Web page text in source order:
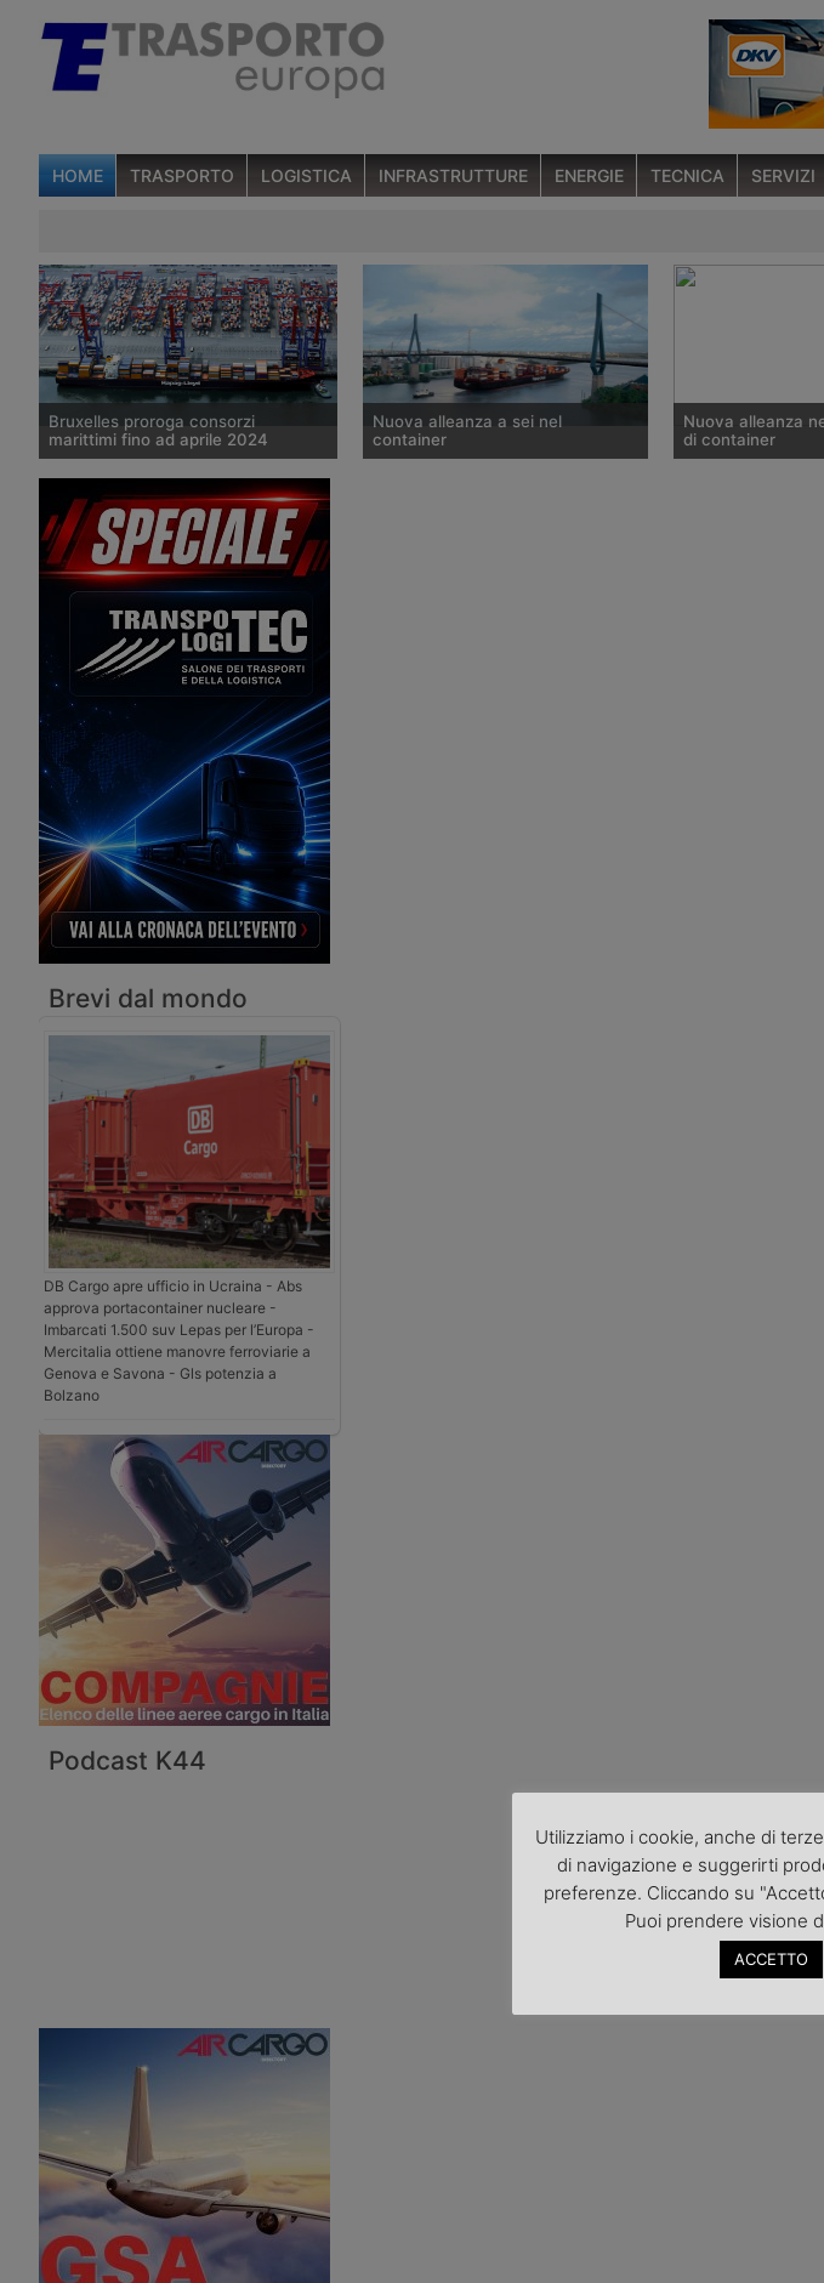
HOME TRASPORTO LOGISTICA INFRASTRUTTURE ENERGIE TECNICA SERVIZI
Bruxelles proroga consorzi
marittimi fino ad aprile 2024
Il 24 marzo 2020 la Commissione
Europea ha annunciato un’ulteriore
proroga della block exemption per
quattro anni, ossia la deroga
regolamentata alle norme antitrust
per i consorzi tra compagnie
marittime.
Nuova alleanza a sei nel
container
Nuova alleanza
di container
Brevi dal mondo
DB Cargo apre ufficio in Ucraina - Abs
approva portacontainer nucleare -
Imbarcati 1.500 suv Lepas per l’Europa -
Mercitalia ottiene manovre ferroviarie a
Genova e Savona - Gls potenzia a
Bolzano
Podcast K44
Utilizziamo i cookie, anche di
di navigazione e suggerirti
preferenze. Cliccando su
Puoi prendere visione
ACCETTO